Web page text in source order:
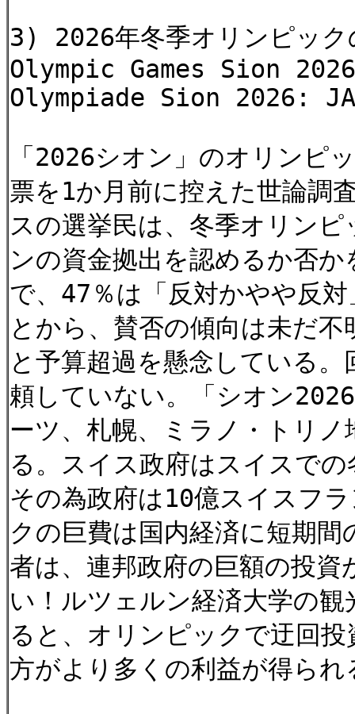
3) 2026年冬季オリンピック
Olympic Games Sion
Olympiade Sion 2026:
「2026シオン」のオリンピ
票を1か月前に控えた世論調
スの選挙民は、冬季オリン
ンの資金拠出を認めるか否
で、47％は「反対かやや反
とから、賛否の傾向は未だ
と予算超過を懸念している
頼していない。「シオン
ーツ、札幌、ミラノ・トリ
る。スイス政府はスイスで
その為政府は10億スイスフ
クの巨費は国内経済に短期
者は、連邦政府の巨額の投
い！ルツェルン経済大学の
ると、オリンピックで迂回
方がより多くの利益が得られ